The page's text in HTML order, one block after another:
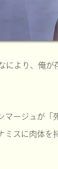
により、俺が
マージュが「
ミスに肉体を